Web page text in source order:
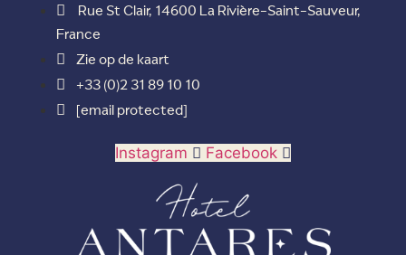
Rue St Clair, 14600 La Rivière-Saint-Sauveur,
France
Zie op de kaart
+33 (0)2 31 89 10 10
[email protected]
Instagram Facebook